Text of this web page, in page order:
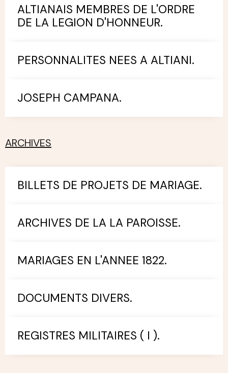
ALTIANAIS MEMBRES DE L'ORDRE
DE LA LEGION D'HONNEUR.
PERSONNALITES NEES A ALTIANI.
JOSEPH CAMPANA.
ARCHIVES
BILLETS DE PROJETS DE MARIAGE.
ARCHIVES DE LA LA PAROISSE.
MARIAGES EN L'ANNEE 1822.
DOCUMENTS DIVERS.
REGISTRES MILITAIRES ( I ).